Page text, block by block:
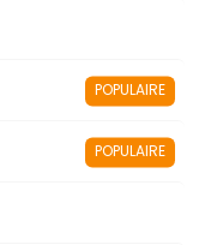
POPULAIRE
POPULAIRE